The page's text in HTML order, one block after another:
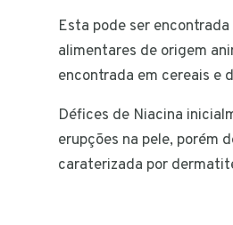
Esta pode ser
alimentares de origem
encontrada em cereais e
Défices de Niacina
erupções na pele, porém
caraterizada por